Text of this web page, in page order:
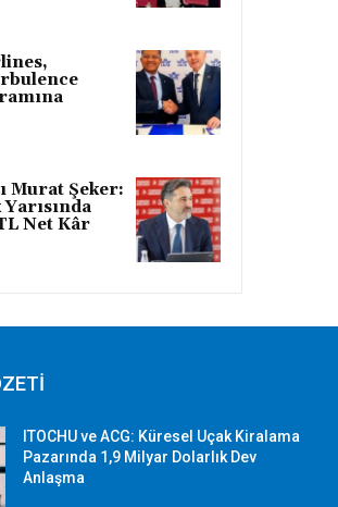
Murat Şeker:
Net Kâr
ITOCHU ve ACG: Küresel Uçak Kiralama
Pazarında 1,9 Milyar Dolarlık Dev
Anlaşma